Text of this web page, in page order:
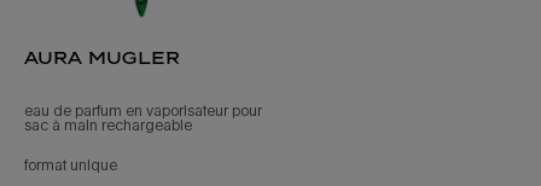
aura mugler
eau de parfum en vaporisateur pour
sac à main rechargeable
format unique